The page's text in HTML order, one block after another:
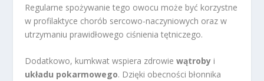
Regularne spożywanie tego owocu może być korzystne
w profilaktyce chorób sercowo-naczyniowych oraz w
utrzymaniu prawidłowego ciśnienia tętniczego.
Dodatkowo, kumkwat wspiera zdrowiewątroby i
układu pokarmowego. Dzięki obecności błonnika